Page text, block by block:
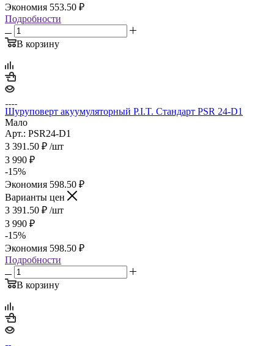
Экономия 553.50 ₽
Подробности
В корзину
Шуруповерт акуумуляторный P.I.T. Стандарт PSR 24-D1
Мало
Арт.: PSR24-D1
3 391.50 ₽ /шт
3 990 ₽
-15%
Экономия 598.50 ₽
Варианты цен
3 391.50 ₽ /шт
3 990 ₽
-15%
Экономия 598.50 ₽
Подробности
В корзину